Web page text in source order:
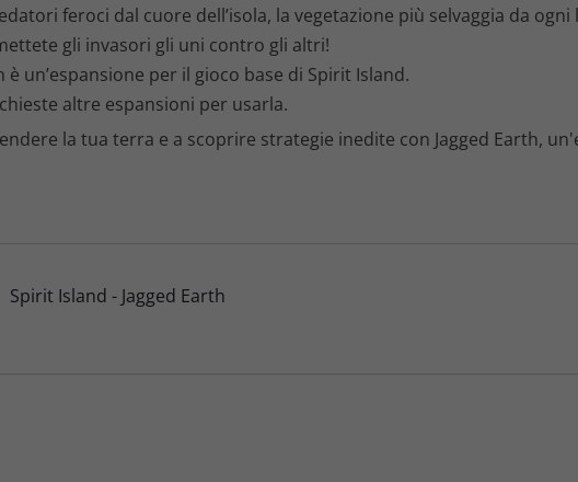
feroci dal cuore dell’isola, la vegetazione più selvaggia da
gli invasori gli uni contro gli altri!
è un’espansione per il gioco base di Spirit Island.
altre espansioni per usarla.
la tua terra e a scoprire strategie inedite con Jagged Earth,
Spirit Island - Jagged Earth